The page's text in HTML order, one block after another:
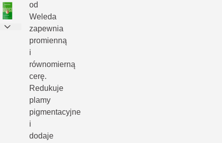
od
Weleda
zapewnia
promienną
i
równomierną
cerę.
Redukuje
plamy
pigmentacyjne
i
dodaje